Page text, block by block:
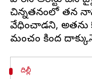
చిన్నతనంలో తన
వేధించాడని,
దిల్లీ